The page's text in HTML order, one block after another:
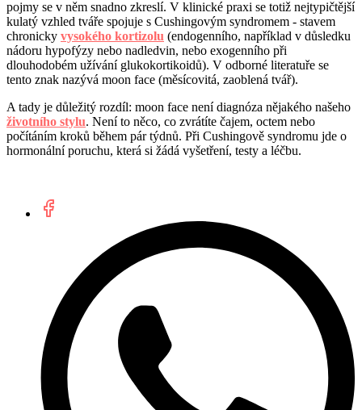
pojmy se v něm snadno zkreslí. V klinické praxi se totiž nejtypičtější
kulatý vzhled tváře spojuje s Cushingovým syndromem - stavem
chronicky vysokého kortizolu (endogenního, například v důsledku
nádoru hypofýzy nebo nadledvin, nebo exogenního při
dlouhodobém užívání glukokortikoidů). V odborné literatuře se
tento znak nazývá moon face (měsícovitá, zaoblená tvář).
A tady je důležitý rozdíl: moon face není diagnóza nějakého našeho
životního stylu. Není to něco, co zvrátíte čajem, octem nebo
počítáním kroků během pár týdnů. Při Cushingově syndromu jde o
hormonální poruchu, která si žádá vyšetření, testy a léčbu.